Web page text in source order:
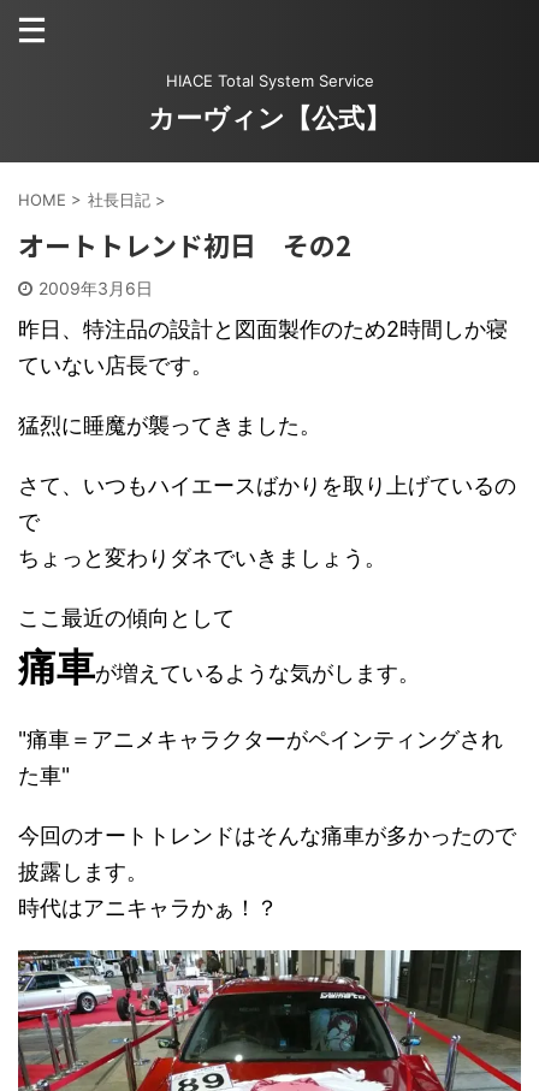
HIACE Total System Service
カーヴィン【公式】
HOME > 社長日記 >
オートトレンド初日 その2
2009年3月6日
昨日、特注品の設計と図面製作のため2時間しか寝
ていない店長です。
猛烈に睡魔が襲ってきました。
さて、いつもハイエースばかりを取り上げているの
で
ちょっと変わりダネでいきましょう。
ここ最近の傾向として
痛車が増えているような気がします。
"痛車＝アニメキャラクターがペインティングされ
た車"
今回のオートトレンドはそんな痛車が多かったので
披露します。
時代はアニキャラかぁ！？